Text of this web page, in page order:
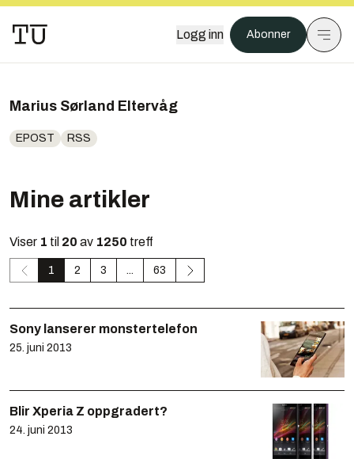
Logg inn Abonner
Marius Sørland Eltervåg
EPOST RSS
Mine artikler
Viser 1 til 20 av 1250 treff
1 2 3 ... 63
Sony lanserer monstertelefon
25. juni 2013
Blir Xperia Z oppgradert?
24. juni 2013